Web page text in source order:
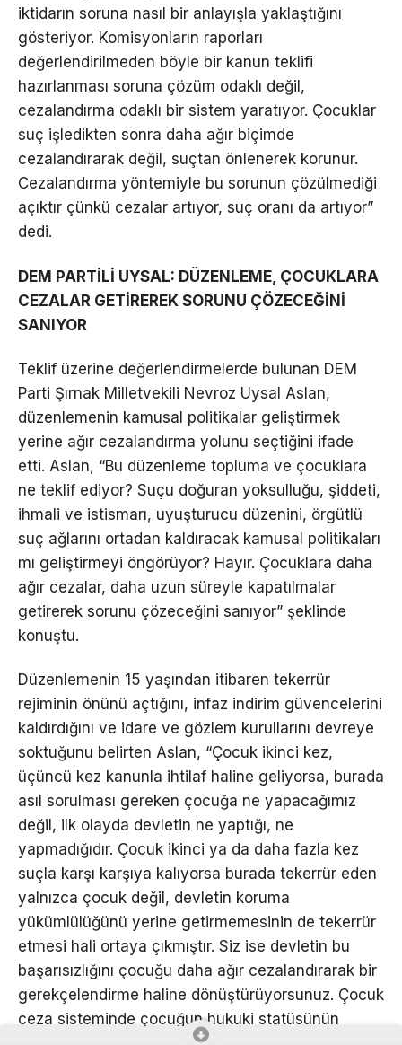
iktidarın soruna nasıl bir anlayışla yaklaştığını
gösteriyor. Komisyonların raporları
değerlendirilmeden böyle bir kanun teklifi
hazırlanması soruna çözüm odaklı değil,
cezalandırma odaklı bir sistem yaratıyor. Çocuklar
suç işledikten sonra daha ağır biçimde
cezalandırarak değil, suçtan önlenerek korunur.
Cezalandırma yöntemiyle bu sorunun çözülmediği
açıktır çünkü cezalar artıyor, suç oranı da artıyor”
dedi.
DEM PARTİLİ UYSAL: DÜZENLEME, ÇOCUKLARA
CEZALAR GETİREREK SORUNU ÇÖZECEĞİNİ
SANIYOR
Teklif üzerine değerlendirmelerde bulunan DEM
Parti Şırnak Milletvekili Nevroz Uysal Aslan,
düzenlemenin kamusal politikalar geliştirmek
yerine ağır cezalandırma yolunu seçtiğini ifade
etti. Aslan, “Bu düzenleme topluma ve çocuklara
ne teklif ediyor? Suçu doğuran yoksulluğu, şiddeti,
ihmali ve istismarı, uyuşturucu düzenini, örgütlü
suç ağlarını ortadan kaldıracak kamusal politikaları
mı geliştirmeyi öngörüyor? Hayır. Çocuklara daha
ağır cezalar, daha uzun süreyle kapatılmalar
getirerek sorunu çözeceğini sanıyor” şeklinde
konuştu.
Düzenlemenin 15 yaşından itibaren tekerrür
rejiminin önünü açtığını, infaz indirim güvencelerini
kaldırdığını ve idare ve gözlem kurullarını devreye
soktuğunu belirten Aslan, “Çocuk ikinci kez,
üçüncü kez kanunla ihtilaf haline geliyorsa, burada
asıl sorulması gereken çocuğa ne yapacağımız
değil, ilk olayda devletin ne yaptığı, ne
yapmadığıdır. Çocuk ikinci ya da daha fazla kez
suçla karşı karşıya kalıyorsa burada tekerrür eden
yalnızca çocuk değil, devletin koruma
yükümlülüğünü yerine getirmemesinin de tekerrür
etmesi hali ortaya çıkmıştır. Siz ise devletin bu
başarısızlığını çocuğu daha ağır cezalandırarak bir
gerekçelendirme haline dönüştürüyorsunuz. Çocuk
ceza sisteminde çocuğun hukuki statüsünün